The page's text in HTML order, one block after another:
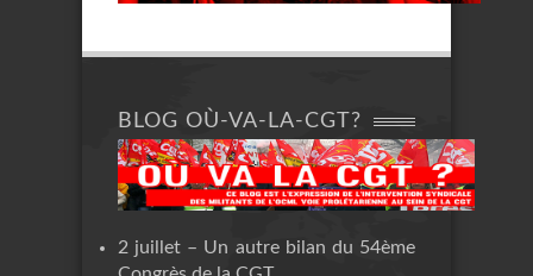
BLOG OÙ-VA-LA-CGT?
2 juillet – Un autre bilan du 54ème